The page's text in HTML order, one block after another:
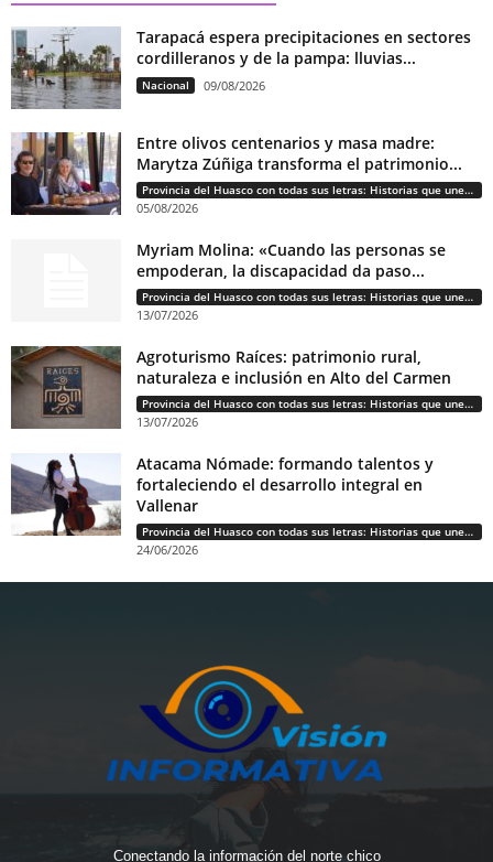
Tarapacá espera precipitaciones en sectores
cordilleranos y de la pampa: lluvias...
Nacional 09/08/2026
Entre olivos centenarios y masa madre:
Marytza Zúñiga transforma el patrimonio...
Provincia del Huasco con todas sus letras: Historias que unen cultura, diversidad e identidad
05/08/2026
Myriam Molina: «Cuando las personas se
empoderan, la discapacidad da paso...
Provincia del Huasco con todas sus letras: Historias que unen cultura, diversidad e identidad
13/07/2026
Agroturismo Raíces: patrimonio rural,
naturaleza e inclusión en Alto del Carmen
Provincia del Huasco con todas sus letras: Historias que unen cultura, diversidad e identidad
13/07/2026
Atacama Nómade: formando talentos y
fortaleciendo el desarrollo integral en
Vallenar
Provincia del Huasco con todas sus letras: Historias que unen cultura, diversidad e identidad
24/06/2026
Conectando la información del norte chico